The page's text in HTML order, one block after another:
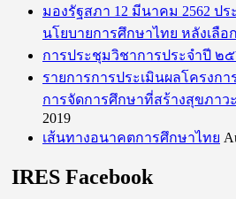
มองรัฐสภา 12 มีนาคม 2562 ป
นโยบายการศึกษาไทย หลังเลือ
การประชุมวิชาการประจำปี ๒
รายการการประเมินผลโครงกา
การจัดการศึกษาที่สร้างสุขภาว
2019
เส้นทางอนาคตการศึกษาไทย
IRES Facebook